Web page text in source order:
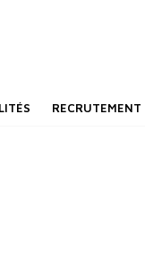
RECRUTEMENT